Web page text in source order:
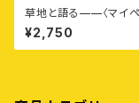
草地と語る——〈マイ
農〉ことはじめ
¥2,750